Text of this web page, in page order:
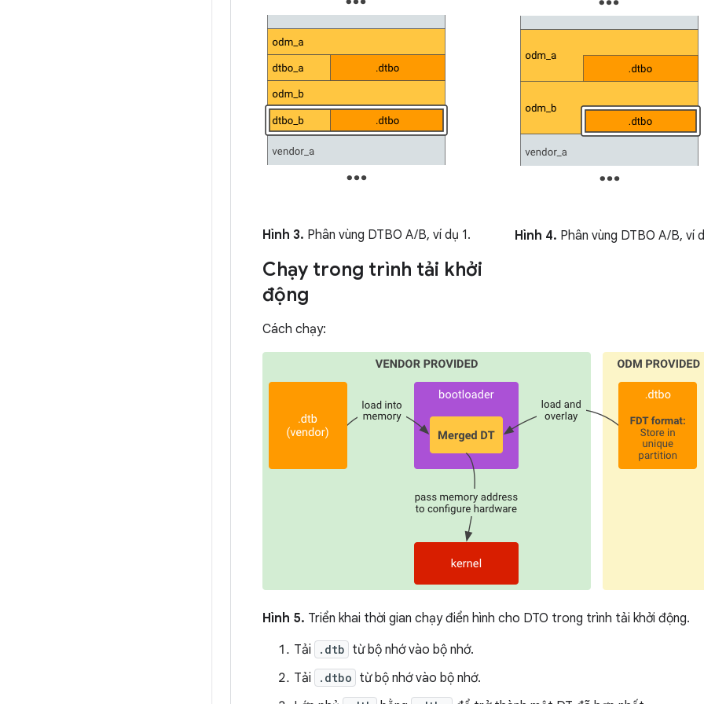
Hình 3. Phân vùng DTBO A/B, ví dụ 1. Hình 4. Phân vùng DTBO A/B, ví
Chạy trong trình tải khởi
động
Cách chạy:
Hình 5. Triển khai thời gian chạy điển hình cho DTO trong trình tải khởi động.
Tải
.dtb từ bộ nhớ vào bộ nhớ.
Tải
.dtbo từ bộ nhớ vào bộ nhớ.